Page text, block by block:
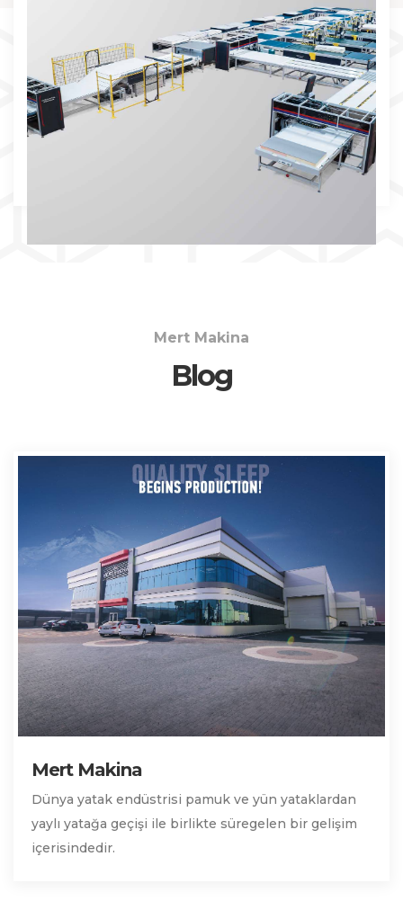
Mert Makina
Blog
Mert Makina
Dünya yatak endüstrisi pamuk ve yün yataklardan
yaylı yatağa geçişi ile birlikte süregelen bir gelişim
içerisindedir.